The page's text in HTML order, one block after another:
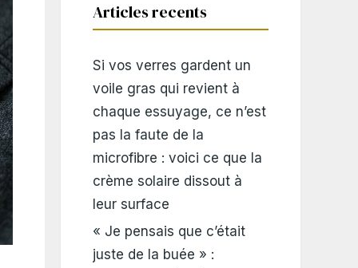
Articles recents
Si vos verres gardent un
voile gras qui revient à
chaque essuyage, ce n’est
pas la faute de la
microfibre : voici ce que la
crème solaire dissout à
leur surface
« Je pensais que c’était
juste de la buée » :